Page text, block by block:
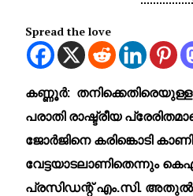
Spread the love
കണ്ണൂർ:
പരാതി രാഷ്ട്രീയ
ജോർജിനെ കരിങ്കൊടി
വേട്ടയാടലാണിതെന്നും
പ്രസിഡന്റ് എം.സി.